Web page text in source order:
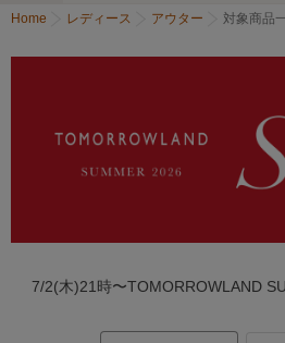
Home レディース アウター 対象商品
7/2(木)21時〜TOMORROWLAND